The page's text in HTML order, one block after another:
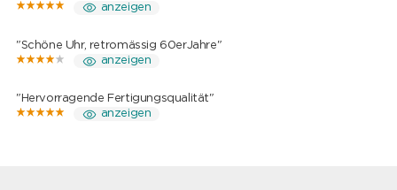
anzeigen
"Schöne Uhr, retromässig 60erJahre"
anzeigen
"Hervorragende Fertigungsqualität"
anzeigen